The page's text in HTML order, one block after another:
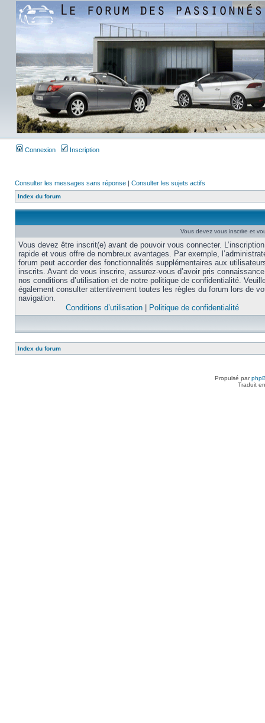
Connexion Inscription
Consulter les messages sans réponse | Consulter les sujets actifs
Index du forum
Vous devez vous inscrire et
Vous devez être inscrit(e) avant de pouvoir vous connecter.
rapide et vous offre de nombreux avantages. Par exemple,
forum peut accorder des fonctionnalités supplémentaires aux
inscrits. Avant de vous inscrire, assurez-vous d’avoir pris
nos conditions d’utilisation et de notre politique de confidentialité.
également consulter attentivement toutes les règles du forum lors de
navigation.
Conditions d’utilisation
Politique de confidentialité
Index du forum
Propulsé par
Traduit